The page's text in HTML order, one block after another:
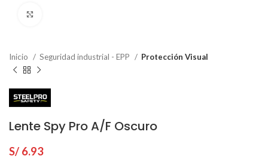
Inicio Seguridad industrial - EPP Protección Visual
Lente Spy Pro A/F Oscuro
S/ 6.93